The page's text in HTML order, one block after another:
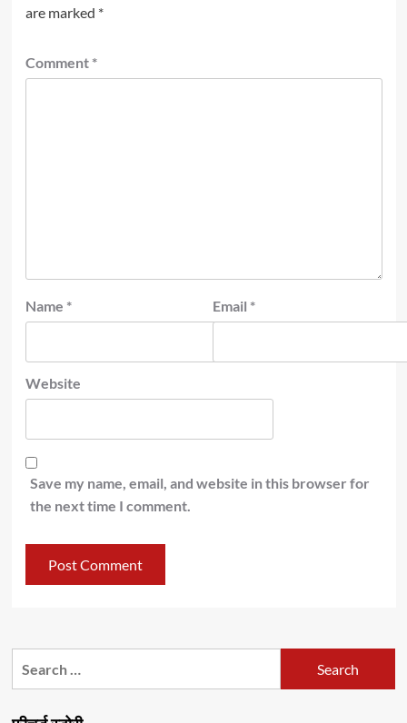
are marked *
Comment *
Name * Email *
Website
Save my name, email, and website in this browser for
the next time I comment.